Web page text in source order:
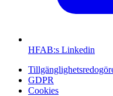
HFAB:s Linkedin
GDPR
Cookies